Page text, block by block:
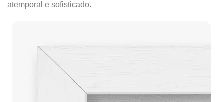
atemporal e sofisticado.